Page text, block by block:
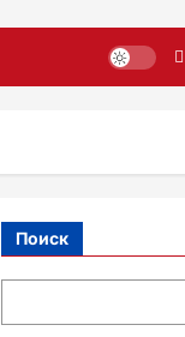
Поиск